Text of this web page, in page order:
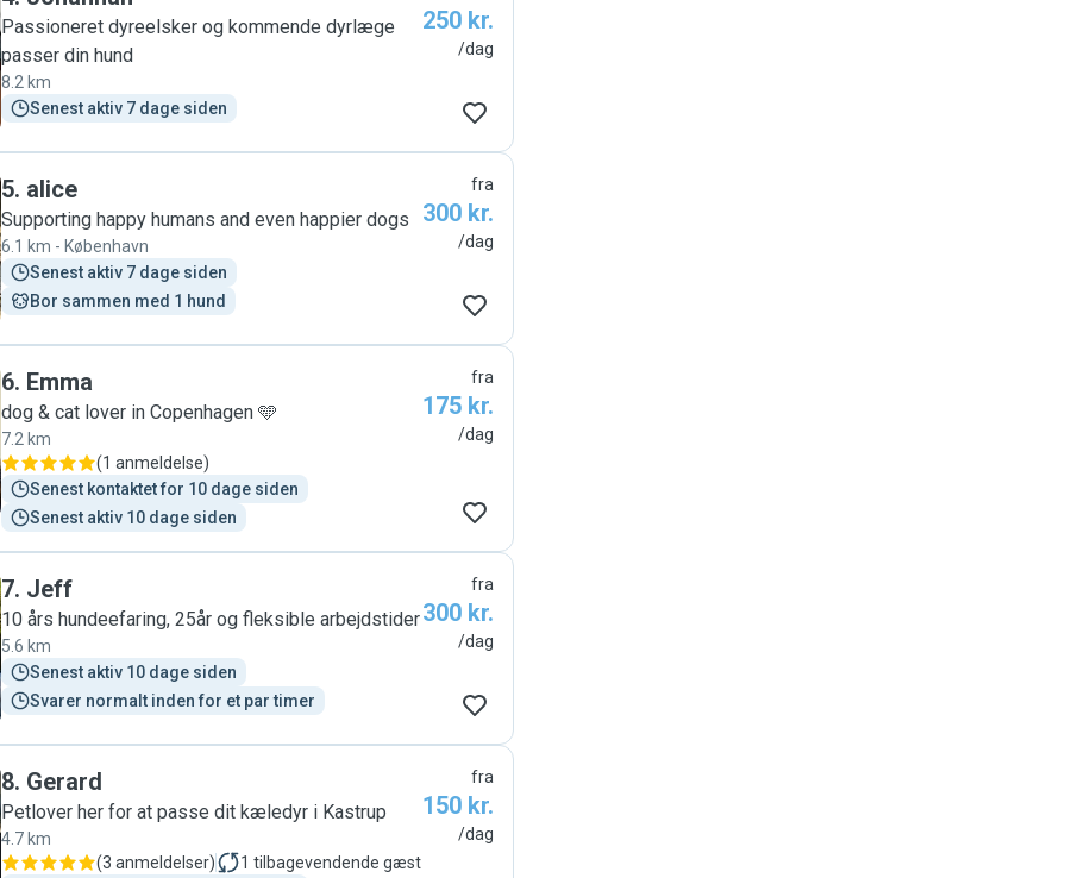
Passioneret dyreelsker og kommende dyrlæge
passer din hund
8.2 km
Senest aktiv 7 dage siden
250 kr.
/dag
5. alice
Supporting happy humans and even happier dogs
6.1 km - København
Senest aktiv 7 dage siden
Bor sammen med 1 hund
fra
300 kr.
/dag
6. Emma
dog & cat lover in Copenhagen 🩵
7.2 km
(1 anmeldelse)
Senest kontaktet for 10 dage siden
Senest aktiv 10 dage siden
fra
175 kr.
/dag
7. Jeff
10 års hundeefaring, 25år og fleksible arbejdstider
5.6 km
Senest aktiv 10 dage siden
Svarer normalt inden for et par timer
fra
300 kr.
/dag
8. Gerard
Petlover her for at passe dit kæledyr i Kastrup
4.7 km
(3 anmeldelser) 1 tilbagevendende gæst
fra
150 kr.
/dag